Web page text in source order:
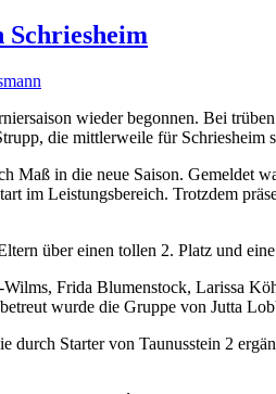
wieder begonnen. Bei
die mittlerweile für Schriesheim
Maß in die neue Saison.
im Leistungsbereich. Trotzdem
über einen tollen 2. Platz und
Frida Blumenstock, Larissa
wurde die Gruppe von Jutta
durch Starter von Taunusstein 2